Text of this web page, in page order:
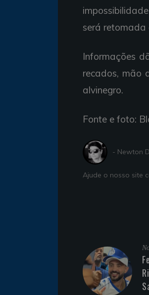
será retomada
Informações
recados, mão
alvinegro.
Fonte e foto:
- Newton
Ajude o nosso site